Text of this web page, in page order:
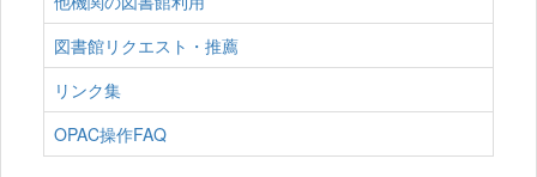
図書館リクエスト・推薦
リンク集
OPAC操作FAQ